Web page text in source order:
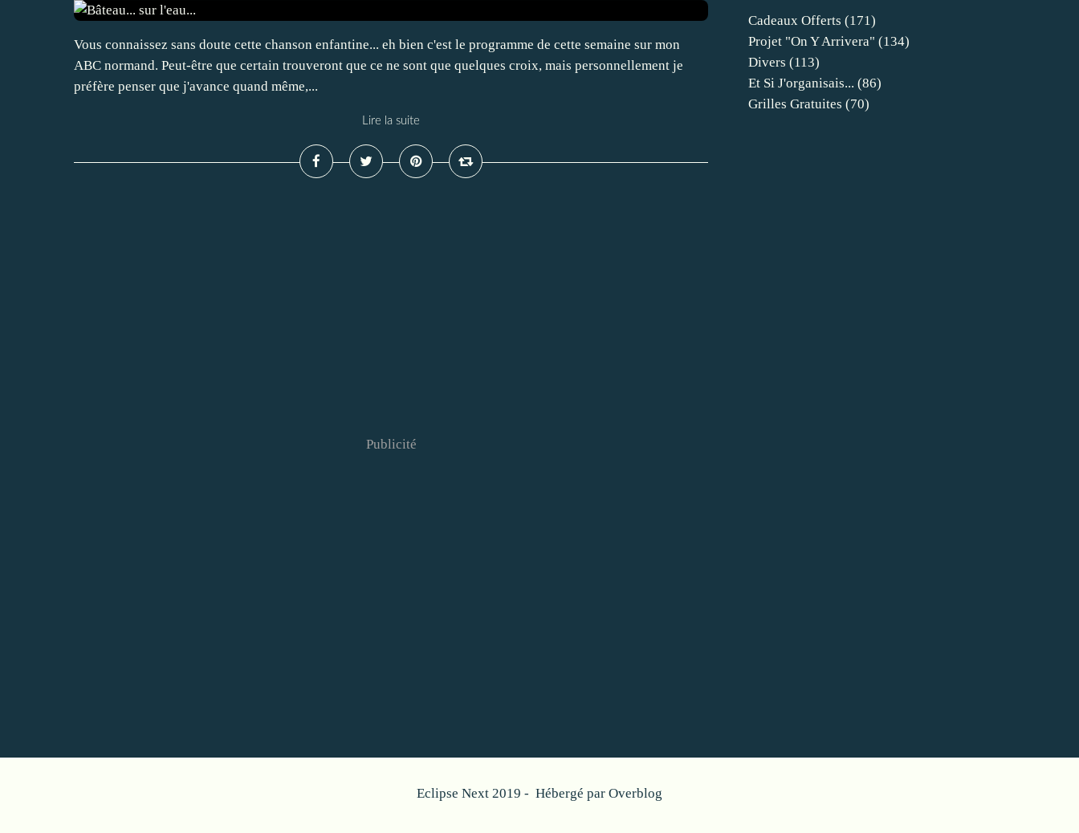
Vous connaissez sans doute cette chanson enfantine... eh bien c'est le programme de cette semaine sur mon
ABC normand. Peut-être que certain trouveront que ce ne sont que quelques croix, mais personnellement je
préfère penser que j'avance quand même,...
Lire la suite
Publicité
Cadeaux Offerts (171)
Projet "on Y Arrivera" (134)
Divers (113)
Et Si J'organisais... (86)
Grilles Gratuites (70)
Eclipse Next 2019 - Hébergé par Overblog